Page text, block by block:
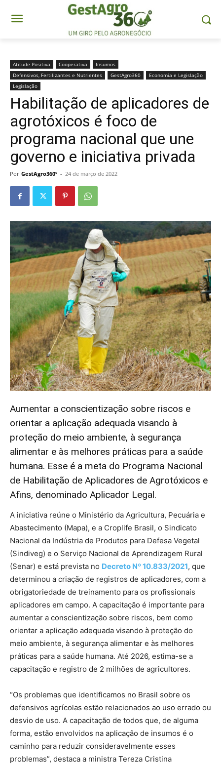
Atitude Positiva Cooperativa
Insumos
Defensivos, Fertilizantes e Nutrientes
GestAgro360
Economia e Legislação
Legislação
Habilitação de aplicadores de
agrotóxicos é foco de
programa nacional que une
governo e iniciativa privada
Por GestAgro360º - 24 de março de 2022
Aumentar a conscientização sobre riscos e
orientar a aplicação adequada visando à
proteção do meio ambiente, à segurança
alimentar e às melhores práticas para a saúde
humana. Esse é a meta do Programa Nacional
de Habilitação de Aplicadores de Agrotóxicos e
Afins, denominado Aplicador Legal.
A iniciativa reúne o Ministério da Agricultura, Pecuária e
Abastecimento (Mapa), e a Croplife Brasil, o Sindicato
Nacional da Indústria de Produtos para Defesa Vegetal
(Sindiveg) e o Serviço Nacional de Aprendizagem Rural
(Senar) e está prevista no Decreto Nº 10.833/2021, que
determinou a criação de registros de aplicadores, com a
obrigatoriedade de treinamento para os profissionais
aplicadores em campo. A capacitação é importante para
aumentar a conscientização sobre riscos, bem como
orientar a aplicação adequada visando à proteção do
meio ambiente, à segurança alimentar e às melhores
práticas para a saúde humana. Até 2026, estima-se a
capacitação e registro de 2 milhões de agricultores.
“Os problemas que identificamos no Brasil sobre os
defensivos agrícolas estão relacionados ao uso errado ou
desvio de uso. A capacitação de todos que, de alguma
forma, estão envolvidos na aplicação de insumos é o
caminho para reduzir consideravelmente esses
problemas”, destaca a ministra Tereza Cristina